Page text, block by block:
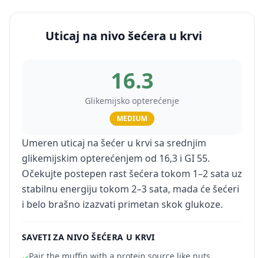
Uticaj na nivo šećera u krvi
16.3
Glikemijsko opterećenje
MEDIUM
Umeren uticaj na šećer u krvi sa srednjim
glikemijskim opterećenjem od 16,3 i GI 55.
Očekujte postepen rast šećera tokom 1–2 sata uz
stabilnu energiju tokom 2–3 sata, mada će šećeri
i belo brašno izazvati primetan skok glukoze.
SAVETI ZA NIVO ŠEĆERA U KRVI